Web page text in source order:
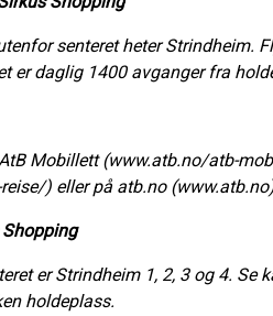
senteret heter Strindheim.
er daglig 1400 avganger fra
Mobillett (www.atb.no/atb-
) eller på atb.no
er Strindheim 1, 2, 3 og 4.
holdeplass.